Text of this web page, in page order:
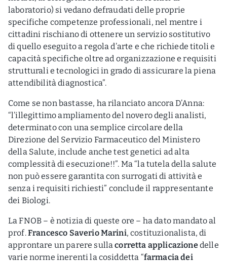
laboratorio) si vedano defraudati delle proprie
specifiche competenze professionali, nel mentre i
cittadini rischiano di ottenere un servizio sostitutivo
di quello eseguito a regola d’arte e che richiede titoli e
capacità specifiche oltre ad organizzazione e requisiti
strutturali e tecnologici in grado di assicurare la piena
attendibilità diagnostica”.
Come se non bastasse, ha rilanciato ancora D’Anna:
“l’illegittimo ampliamento del novero degli analisti,
determinato con una semplice circolare della
Direzione del Servizio Farmaceutico del Ministero
della Salute, include anche test genetici ad alta
complessità di esecuzione!!”. Ma “la tutela della salute
non può essere garantita con surrogati di attività e
senza i requisiti richiesti” conclude il rappresentante
dei Biologi.
La FNOB – è notizia di queste ore – ha dato mandato al
prof.Francesco Saverio Marini, costituzionalista, di
approntare un parere sullacorretta applicazionedelle
varie norme inerenti la cosiddetta “farmacia dei